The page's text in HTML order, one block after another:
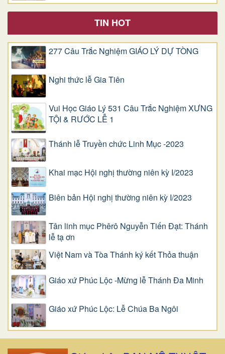
TIN HOT
277 Câu Trắc Nghiệm GIÁO LÝ DỰ TÒNG
Nghi thức lễ Gia Tiên
Vui Học Giáo Lý 531 Câu Trắc Nghiệm XƯNG
TỘI & RƯỚC LỄ 1
Thánh lễ Truyền chức Linh Mục -2023
Khai mạc Hội nghị thường niên kỳ I/2023
Biên bản Hội nghị thường niên kỳ I/2023
Tân linh mục Phêrô Nguyễn Tiến Đạt: Thánh
lễ tạ ơn
Việt Nam và Tòa Thánh ký kết Thỏa thuận
Giáo xứ Phúc Lộc -Mừng lễ Thánh Đa Minh
Giáo xứ Phúc Lộc: Lễ Chúa Ba Ngôi